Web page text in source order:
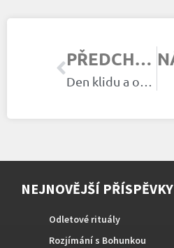
PŘEDCHOZÍ ČLÁNEK
NEJNOVĚJŠÍ PŘÍSPĚVKY
Odletové rituály
Rozjímání s Bohunkou